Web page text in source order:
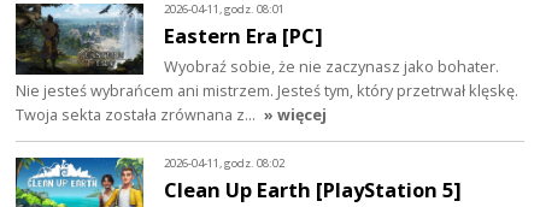
2026-04-11, godz. 08:01
Eastern Era [PC]
Wyobraź sobie, że nie zaczynasz jako bohater.
Nie jesteś wybrańcem ani mistrzem. Jesteś tym, który przetrwał klęskę.
Twoja sekta została zrównana z… » więcej
2026-04-11, godz. 08:02
Clean Up Earth [PlayStation 5]